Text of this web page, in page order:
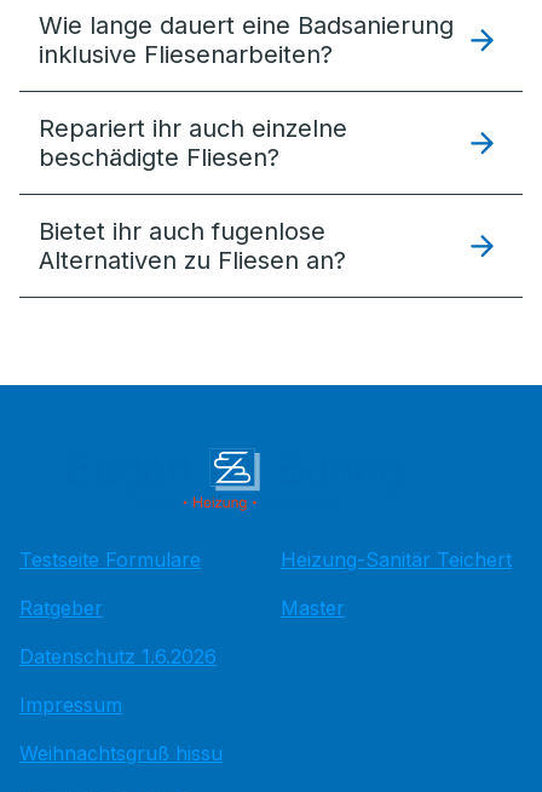
Wie lange dauert eine Badsanierung
inklusive Fliesenarbeiten?
Repariert ihr auch einzelne
beschädigte Fliesen?
Bietet ihr auch fugenlose
Alternativen zu Fliesen an?
Testseite Formulare
Ratgeber
Datenschutz 1.6.2026
Impressum
Weihnachtsgruß hissu
Heizung-Sanitär Teichert
Master